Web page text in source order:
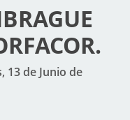
13 de Junio de